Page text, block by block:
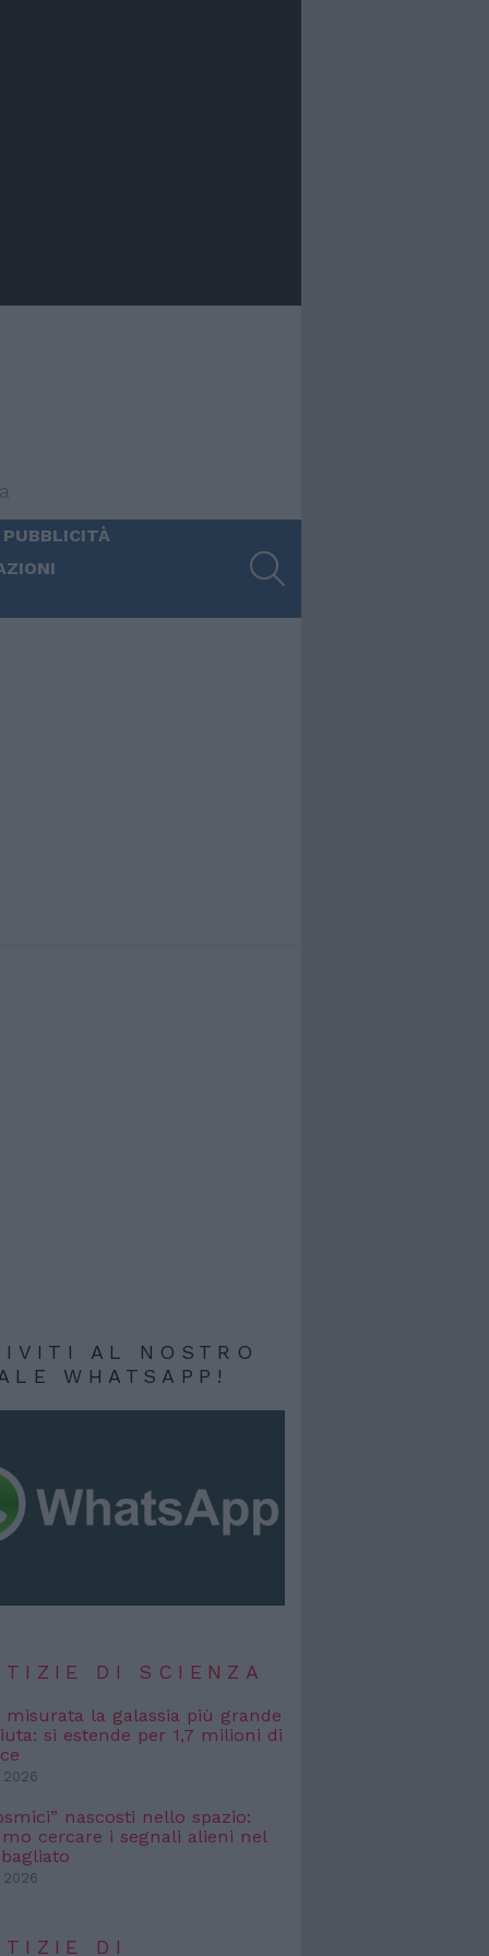
AL NOSTRO
WHATSAPP!
DI SCIENZA
misurata la galassia più grande
si estende per 1,7 milioni di
nascosti nello spazio:
cercare i segnali alieni nel
DI